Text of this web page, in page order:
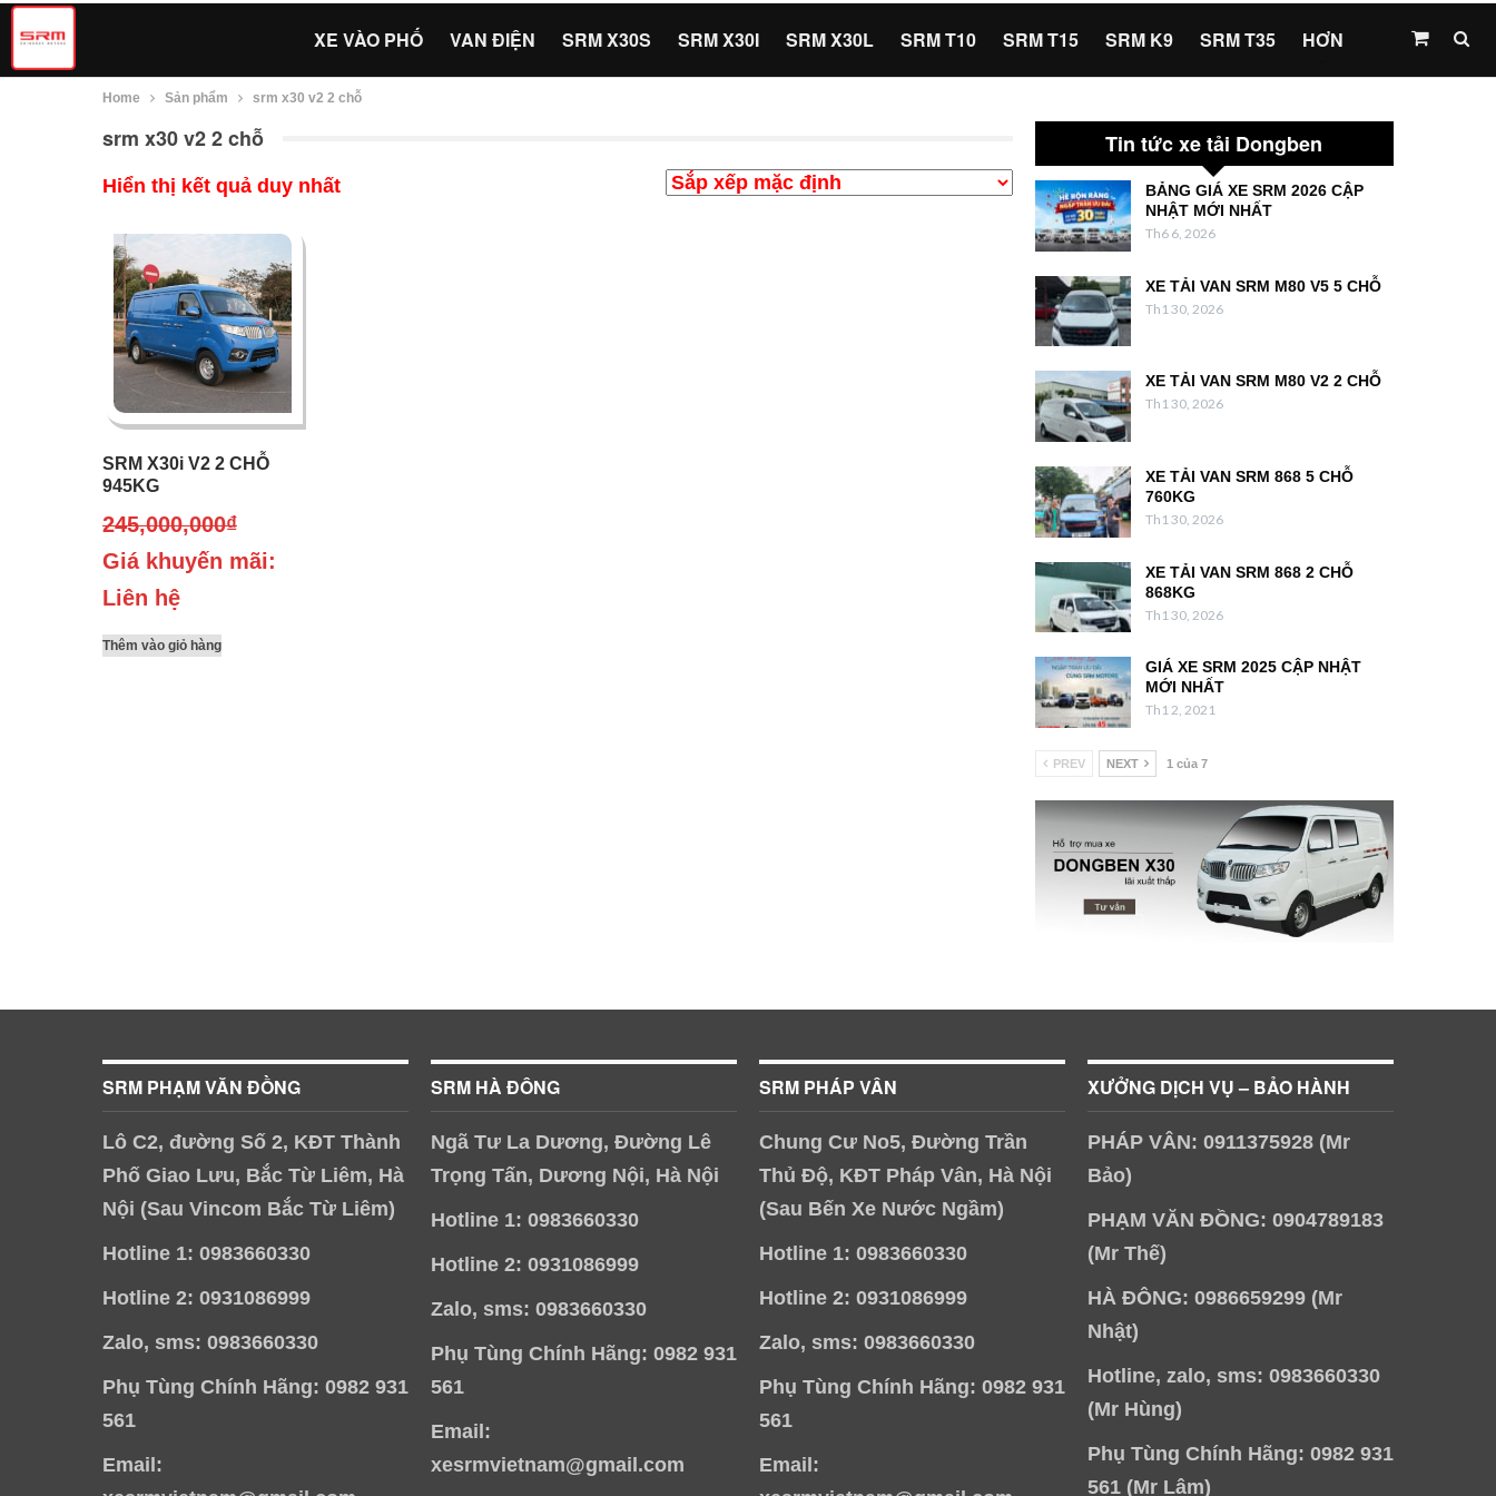
XE VÀO PHỐ VAN ĐIỆN SRM X30S SRM X30I SRM X30L SRM T10 SRM T15 SRM K9 SRM T35 HƠN
Home Sản phẩm srm x30 v2 2 chỗ
srm x30 v2 2 chỗ
Hiển thị kết quả duy nhất
SRM X30i V2 2 CHỖ
945KG
245,000,000₫
Giá khuyến mãi:
Liên hệ
Thêm vào giỏ hàng
Tin tức xe tải Dongben
BẢNG GIÁ XE SRM 2026 CẬP
NHẬT MỚI NHẤT
Th6 6, 2026
XE TẢI VAN SRM M80 V5 5 CHỖ
Th1 30, 2026
XE TẢI VAN SRM M80 V2 2 CHỖ
Th1 30, 2026
XE TẢI VAN SRM 868 5 CHỖ
760KG
Th1 30, 2026
XE TẢI VAN SRM 868 2 CHỖ
868KG
Th1 30, 2026
GIÁ XE SRM 2025 CẬP NHẬT
MỚI NHẤT
Th1 2, 2021
PREV NEXT 1 của 7
SRM PHẠM VĂN ĐỒNG
Lô C2, đường Số 2, KĐT Thành
Phố Giao Lưu, Bắc Từ Liêm, Hà
Nội (Sau Vincom Bắc Từ Liêm)
Hotline 1: 0983660330
Hotline 2: 0931086999
Zalo, sms: 0983660330
Phụ Tùng Chính Hãng: 0982 931
561
Email:
SRM HÀ ĐÔNG
Ngã Tư La Dương, Đường Lê
Trọng Tấn, Dương Nội, Hà Nội
Hotline 1: 0983660330
Hotline 2: 0931086999
Zalo, sms: 0983660330
Phụ Tùng Chính Hãng: 0982 931
561
Email:
xesrmvietnam@gmail.com
SRM PHÁP VÂN
Chung Cư No5, Đường Trần
Thủ Độ, KĐT Pháp Vân, Hà Nội
(Sau Bến Xe Nước Ngầm)
Hotline 1: 0983660330
Hotline 2: 0931086999
Zalo, sms: 0983660330
Phụ Tùng Chính Hãng: 0982 931
561
Email:
XƯỞNG DỊCH VỤ – BẢO HÀNH
PHÁP VÂN: 0911375928 (Mr
Bảo)
PHẠM VĂN ĐỒNG: 0904789183
(Mr Thế)
HÀ ĐÔNG: 0986659299 (Mr
Nhật)
Hotline, zalo, sms: 0983660330
(Mr Hùng)
Phụ Tùng Chính Hãng: 0982 931
561 (Mr Lâm)